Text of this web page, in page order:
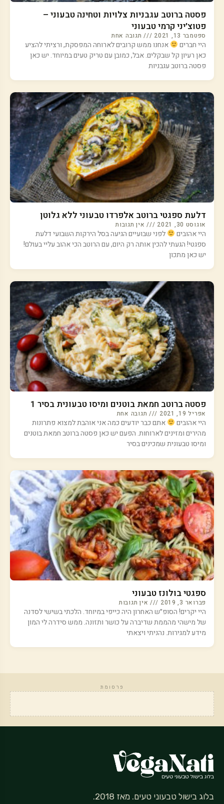
פסטה ברוטב עגבניות צלויות וטחינה טבעוני –
פטוצ׳יני קרמי טבעוני
ספטמבר 13, 2021 תגובה אחת
היי חברים
אנחנו ממש קרובים לארוחה המפסקת, ורציתי להציע
כאן רעיון קל שבקלים. אבל, כמובן עם טריק טעים במיוחד. יש כאן
פסטה ברוטב עגבניות
דלעת ספגטי ברוטב אלפרדו טבעוני ללא גלוטן
אוגוסט 30, 2021 אין תגובות
היי אהובים
לפני שבועיים הגיעה בסל הירקות השבועי דלעת
ספגטי! הגעתי להכין אותה רק היום, עם הרוטב הכי אהוב עליי בעולם!
יש כאן מתכון
פסטה ברוטב חמאת בוטנים ומיסו טבעונית בסיר 1
אפריל 19, 2021 תגובה אחת
היי אהובים
אתם כבר יודעים כמה אני אוהבת למצוא פתרונות
מהירים ומזינים לארוחות. הפעם יש כאן פסטה ברוטב חמאת בוטנים
ומיסו טבעונית שמכינים בסיר
ספגטי בולונז טבעוני
פברואר 3, 2019 אין תגובות
היי יקרים! הסופ״ש האחרון היה כייפי במיוחד. הלכתי בשישי לסדנה
של מישהי מהממת שדיברה על כושר ותזונה. ממש סידרה לי המון
מידע למגירות. נהניתי ויצאתי
פרסומת
בלוג בישול טבעוני טעים. מאז 2018.